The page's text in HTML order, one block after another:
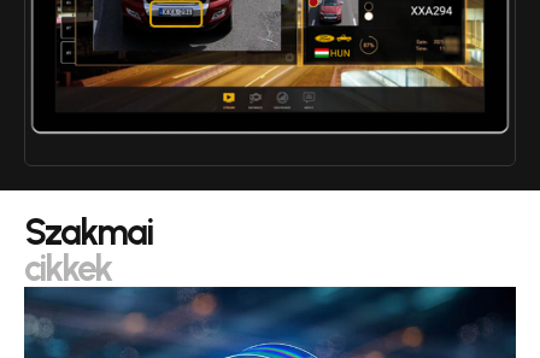
Szakmai
cikkek